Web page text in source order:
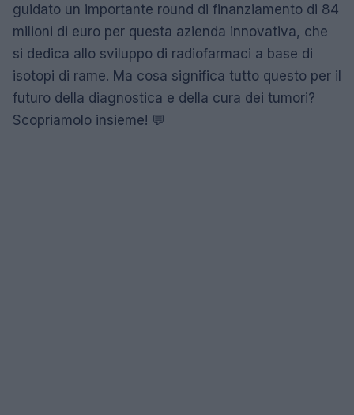
guidato un importante round di finanziamento di 84
milioni di euro per questa azienda innovativa, che
si dedica allo sviluppo di radiofarmaci a base di
isotopi di rame. Ma cosa significa tutto questo per il
futuro della diagnostica e della cura dei tumori?
Scopriamolo insieme! 💬